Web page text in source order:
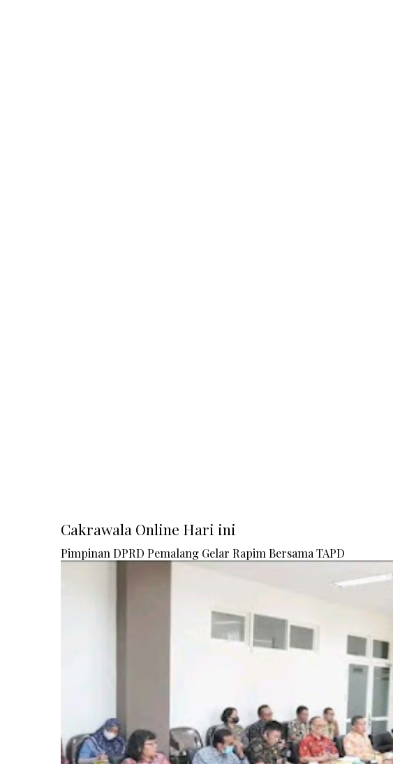
Cakrawala Online Hari ini
Pimpinan DPRD Pemalang Gelar Rapim Bersama TAPD